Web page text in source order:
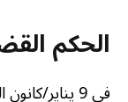
الحكم